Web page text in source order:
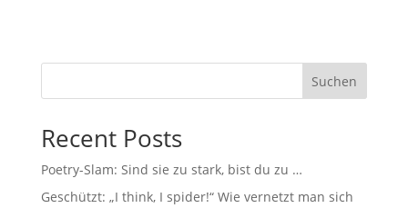
Suchen
Recent Posts
Poetry-Slam: Sind sie zu stark, bist du zu …
Geschützt: „I think, I spider!“ Wie vernetzt man sich